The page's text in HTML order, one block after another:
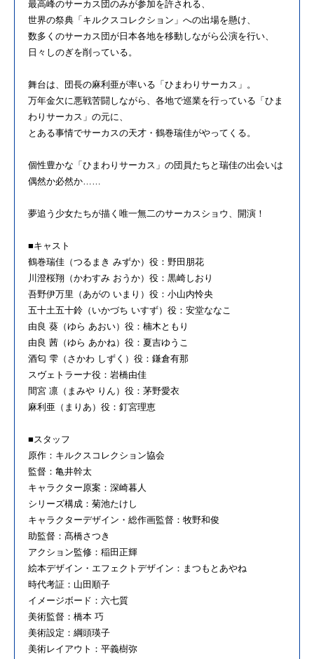
最高峰のサーカス団のみが参加を許される、
世界の祭典「キルクスコレクション」への出場を懸け、
数多くのサーカス団が日本各地を移動しながら公演を行い、
日々しのぎを削っている。
舞台は、団長の麻利亜が率いる「ひまわりサーカス」。
万年金欠に悪戦苦闘しながら、各地で巡業を行っている「ひま
わりサーカス」の元に、
とある事情でサーカスの天才・鶴巻瑞佳がやってくる。
個性豊かな「ひまわりサーカス」の団員たちと瑞佳の出会いは
偶然か必然か……
夢追う少女たちが描く唯一無二のサーカスショウ、開演！
■キャスト
鶴巻瑞佳（つるまき みずか）役：野田朋花
川澄桜翔（かわすみ おうか）役：黒崎しおり
吾野伊万里（あがの いまり）役：小山内怜央
五十土五十鈴（いかづち いすず）役：安堂ななこ
由良 葵（ゆら あおい）役：楠木ともり
由良 茜（ゆら あかね）役：夏吉ゆうこ
酒匂 雫（さかわ しずく）役：鎌倉有那
スヴェトラーナ役：岩橋由佳
間宮 凛（まみや りん）役：茅野愛衣
麻利亜（まりあ）役：釘宮理恵
■スタッフ
原作：キルクスコレクション協会
監督：亀井幹太
キャラクター原案：深崎暮人
シリーズ構成：菊池たけし
キャラクターデザイン・総作画監督：牧野和俊
助監督：髙橋さつき
アクション監修：稲田正輝
絵本デザイン・エフェクトデザイン：まつもとあやね
時代考証：山田順子
イメージボード：六七質
美術監督：橋本 巧
美術設定：綱頭瑛子
美術レイアウト：平義樹弥